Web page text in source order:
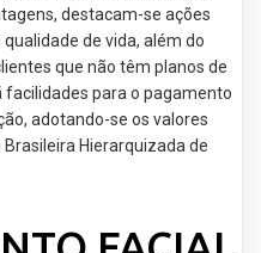
destacam-se ações
de vida, além do
que não têm planos de
facilidades para o pagamento
adotando-se os valores
Hierarquizada de